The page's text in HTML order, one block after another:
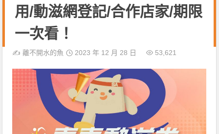
用/動滋網登記/合作店家/期限
一次看！
✍️離不開水的魚 2023 年 12 月 28 日 53,621